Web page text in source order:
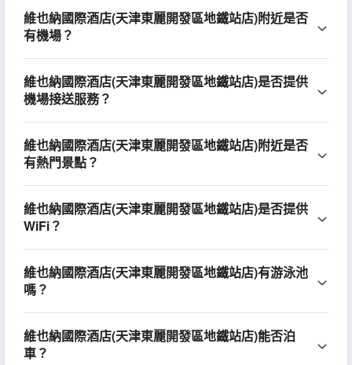
維也納國際酒店(天津東麗開發區地鐵站店)附近是否
有機場？
維也納國際酒店(天津東麗開發區地鐵站店)是否提供
機場接送服務？
維也納國際酒店(天津東麗開發區地鐵站店)附近是否
有熱門景點？
維也納國際酒店(天津東麗開發區地鐵站店)是否提供
WiFi？
維也納國際酒店(天津東麗開發區地鐵站店)有游泳池
嗎？
維也納國際酒店(天津東麗開發區地鐵站店)能否泊
車？